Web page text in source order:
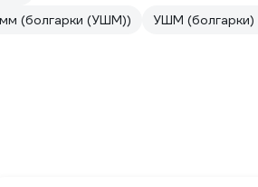
(болгарки (УШМ)) УШМ (болгарки)